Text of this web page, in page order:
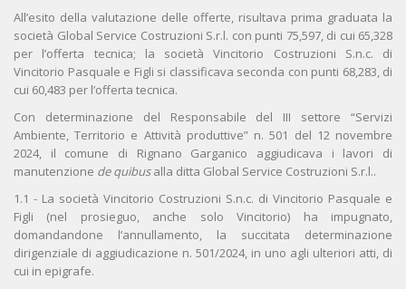
All’esito della valutazione delle offerte, risultava prima graduata la
società Global Service Costruzioni S.r.l. con punti 75,597, di cui 65,328
per l’offerta tecnica; la società Vincitorio Costruzioni S.n.c. di
Vincitorio Pasquale e Figli si classificava seconda con punti 68,283, di
cui 60,483 per l’offerta tecnica.
Con determinazione del Responsabile del III settore “Servizi
Ambiente, Territorio e Attività produttive” n. 501 del 12 novembre
2024, il comune di Rignano Garganico aggiudicava i lavori di
manutenzione de quibusalla ditta Global Service Costruzioni S.r.l..
1.1 - La società Vincitorio Costruzioni S.n.c. di Vincitorio Pasquale e
Figli (nel prosieguo, anche solo Vincitorio) ha impugnato,
domandandone l’annullamento, la succitata determinazione
dirigenziale di aggiudicazione n. 501/2024, in uno agli ulteriori atti, di
cui in epigrafe.